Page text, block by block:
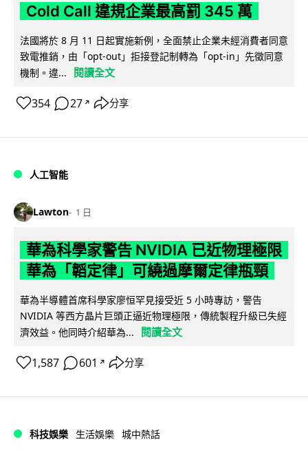
Cold Call 違規企業最高罰 345 萬
法國將於 8 月 11 日起實施新例，全面禁止企業未經消費者同意
致電推銷，由「opt-out」拒接登記制轉為「opt-in」先徵同意
機制。違...
閱讀全文
354 27 ↗ 分享
人工智能
Lawton 1 日
華為科學家警告 NVIDIA 已近物理極限
華為「韜定律」可繞過摩爾定律瓶頸
華為半導體首席科學家廖恒罕見接受近 5 小時專訪，警告
NVIDIA 等西方晶片巨頭正逼近物理極限，傳統製程升級已失經
濟效益。他同時介紹華為...
閱讀全文
1,587 601 ↗ 分享
科技娛樂 生活娛樂 城中熱話